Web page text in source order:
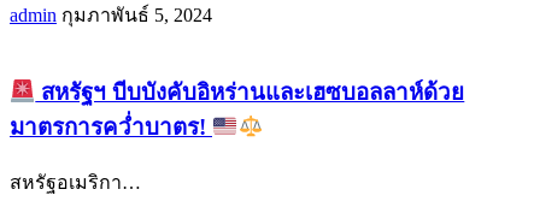
admin กุมภาพันธ์ 5, 2024
สหรัฐฯ บีบบังคับอิหร่านและเฮซบอลลาห์ด้วย
มาตรการคว่ำบาตร!
สหรัฐอเมริกา…